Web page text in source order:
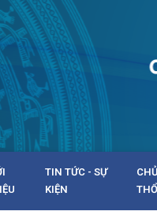
TIN TỨC - SỰ
KIỆN
THỔ